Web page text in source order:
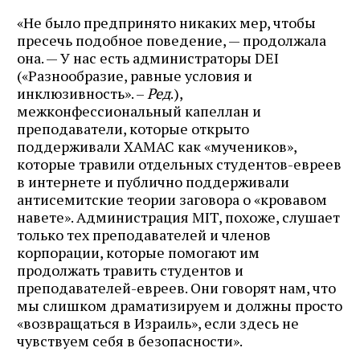
«Не было предпринято никаких мер, чтобы
пресечь подобное поведение, — продолжала
она. — У нас есть администраторы DEI
(«Разнообразие, равные условия и
инклюзивность». –Ред.),
межконфессиональный капеллан и
преподаватели, которые открыто
поддерживали ХАМАС как «мучеников»,
которые травили отдельных студентов-евреев
в интернете и публично поддерживали
антисемитские теории заговора о «кровавом
навете». Администрация MIT, похоже, слушает
только тех преподавателей и членов
корпорации, которые помогают им
продолжать травить студентов и
преподавателей-евреев. Они говорят нам, что
мы слишком драматизируем и должны просто
«возвращаться в Израиль», если здесьне
чувствуем себя в безопасности».